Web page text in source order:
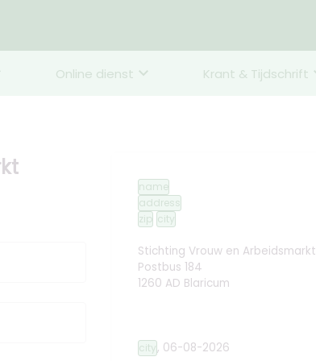
Online dienst Krant & Tijdschrift
name
address
zip city
Stichting Vrouw en Arbeidsmarkt
Postbus 184
1260 AD Blaricum
city, 06-08-2026